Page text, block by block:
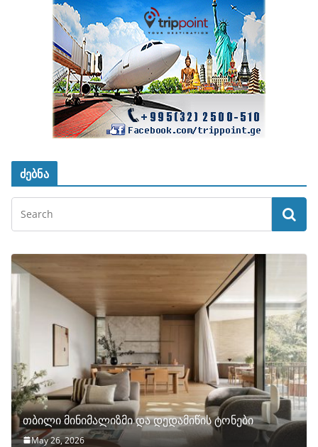
ძებნა
თბილი მინიმალიზმი და დედამიწის ტონები
May 26, 2026